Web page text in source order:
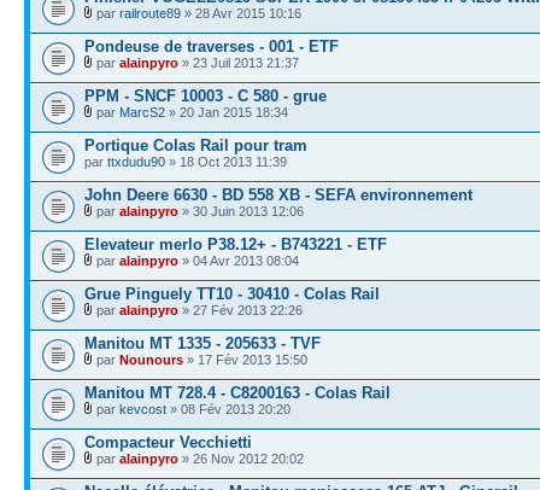
par railroute89 » 28 Avr 2015 10:16
Pondeuse de traverses - 001 - ETF
par alainpyro » 23 Juil 2013 21:37
PPM - SNCF 10003 - C 580 - grue
par MarcS2 » 20 Jan 2015 18:34
Portique Colas Rail pour tram
par ttxdudu90 » 18 Oct 2013 11:39
John Deere 6630 - BD 558 XB - SEFA environnement
par alainpyro » 30 Juin 2013 12:06
Elevateur merlo P38.12+ - B743221 - ETF
par alainpyro » 04 Avr 2013 08:04
Grue Pinguely TT10 - 30410 - Colas Rail
par alainpyro » 27 Fév 2013 22:26
Manitou MT 1335 - 205633 - TVF
par Nounours » 17 Fév 2013 15:50
Manitou MT 728.4 - C8200163 - Colas Rail
par kevcost » 08 Fév 2013 20:20
Compacteur Vecchietti
par alainpyro » 26 Nov 2012 20:02